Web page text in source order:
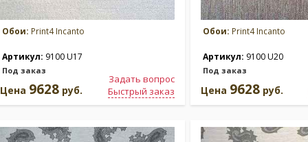
Обои: Print4 Incanto
Артикул: 9100 U17
Под заказ
Задать вопрос
Быстрый заказ
Цена 9628 руб.
Обои: Print4 Incanto
Артикул: 9100 U20
Под заказ
Цена 9628 руб.